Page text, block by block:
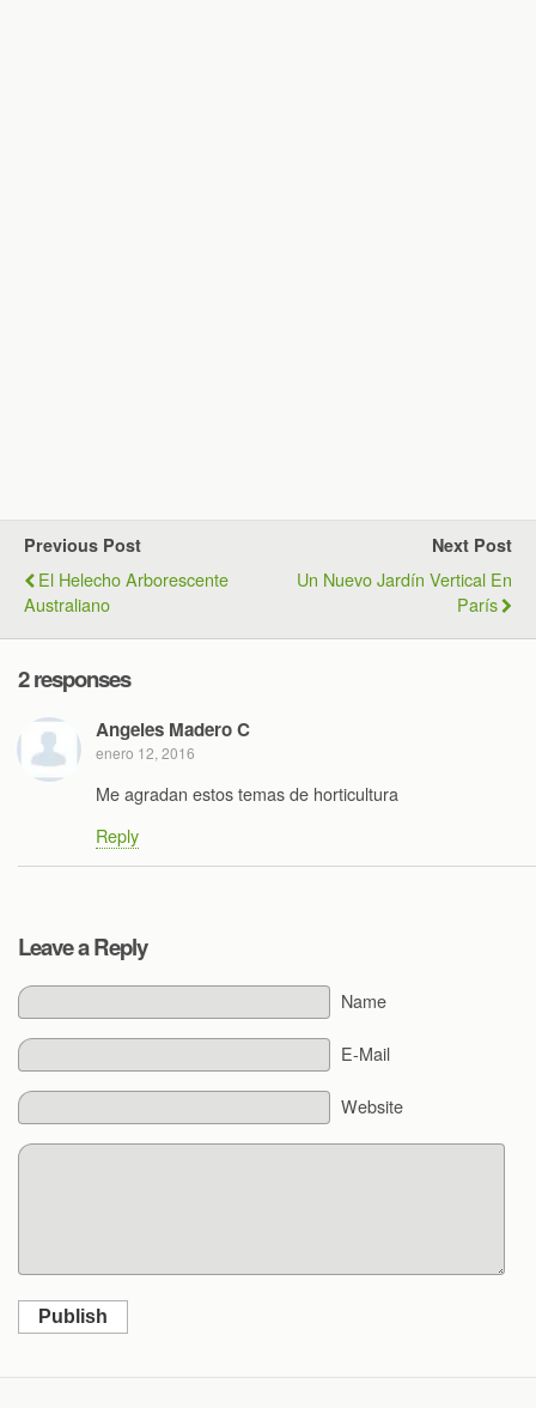
Previous Post
El Helecho Arborescente
Australiano
Next Post
Un Nuevo Jardín Vertical En
París
2 responses
Angeles Madero C
enero 12, 2016
Me agradan estos temas de horticultura
Reply
Leave a Reply
Name
E-Mail
Website
Publish